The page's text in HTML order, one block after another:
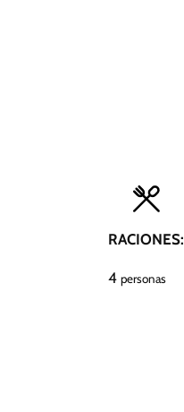
RACIONES:
4 personas